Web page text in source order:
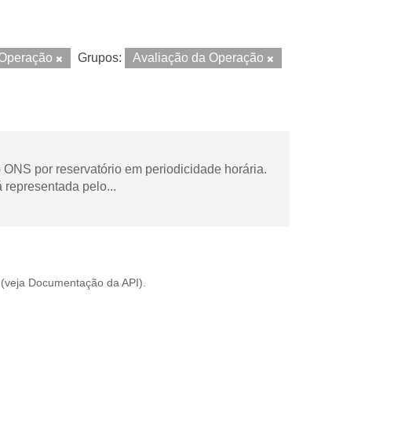
Grupos:
Avaliação da Operação
por reservatório em periodicidade horária.
representada pelo...
(veja Documentação da API ).